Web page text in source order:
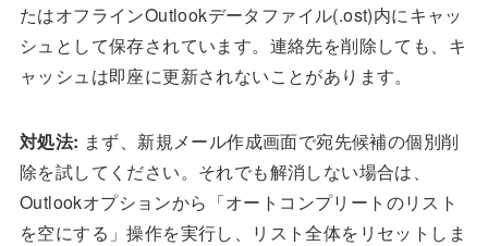
たはオフラインOutlookデータファイル(.ost)内にキャッ
シュとして保存されています。連絡先を削除しても、キ
ャッシュは即座に更新されないことがあります。
対処法: まず、新規メール作成画面で宛先候補の個別削
除を試してください。それでも解消しない場合は、
Outlookオプションから「オートコンプリートのリスト
を空にする」操作を実行し、リスト全体をリセットしま